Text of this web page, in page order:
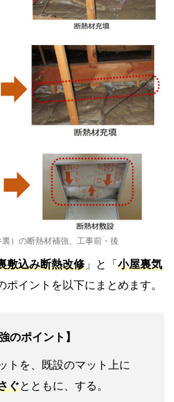
）の断熱材補強、工事前・後
敷込み断熱改修」と「小屋裏気
ポイントを以下にまとめます。
のポイント】
トを、既設のマット上に
ぐとともに、する。